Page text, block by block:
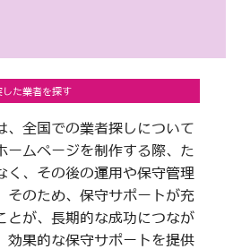
た業者を探す
、全国での業者探しについて
ームページを制作する際、た
く、その後の運用や保守管理
そのため、保守サポートが充
とが、長期的な成功につなが
効果的な保守サポートを提供